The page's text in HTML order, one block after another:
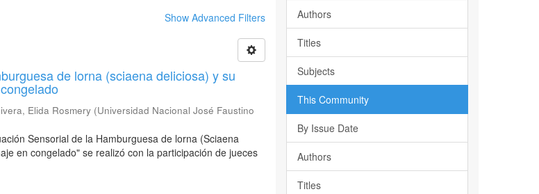
Show Advanced Filters
de lorna (sciaena deliciosa) y su
Elida Rosmery (Universidad Nacional José Faustino
Sensorial de la Hamburguesa de lorna (Sciaena
en congelado" se realizó con la participación de jueces
Authors
Titles
Subjects
This Community
By Issue Date
Authors
Titles